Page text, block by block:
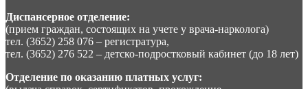
Диспансерное отделение:
(прием граждан, состоящих на учете у врача-нарколога)
тел. (3652) 258 076 – регистратура,
тел. (3652) 276 522 – детско-подростковый кабинет (до 18 лет)
Отделение по оказанию платных услуг: